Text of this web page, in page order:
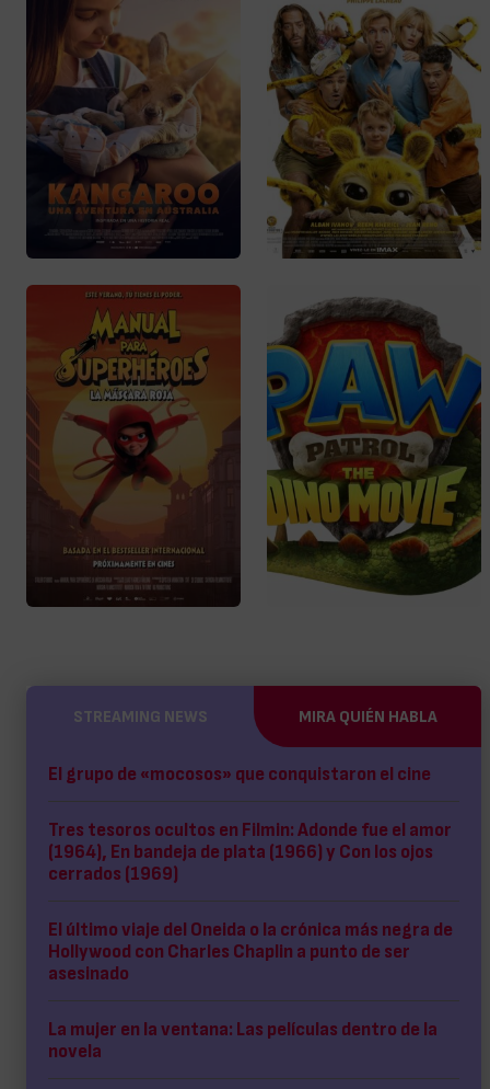
STREAMING NEWS MIRA QUIÉN HABLA
El grupo de «mocosos» que conquistaron el cine
Tres tesoros ocultos en Filmin: Adonde fue el amor
(1964), En bandeja de plata (1966) y Con los ojos
cerrados (1969)
El último viaje del Oneida o la crónica más negra de
Hollywood con Charles Chaplin a punto de ser
asesinado
La mujer en la ventana: Las películas dentro de la
novela